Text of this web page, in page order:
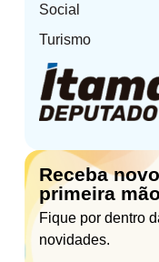
Social
Turismo
Receba
primeira mão
Fique por dentro
novidades.